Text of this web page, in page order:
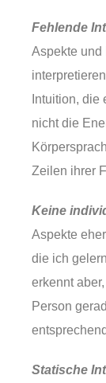
Fehlende
Aspekte und
Intuition, die
nicht die
Zeilen ihrer
Keine
Aspekte
die ich
erkennt
Person
Statische